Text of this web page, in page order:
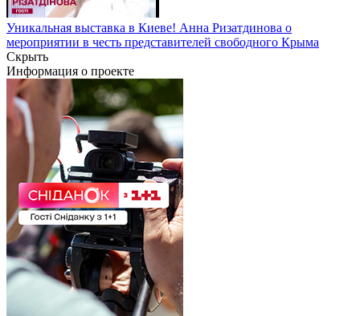
Уникальная выставка в Киеве! Анна Ризатдинова о
мероприятии в честь представителей свободного Крыма
Скрыть
Информация о проекте